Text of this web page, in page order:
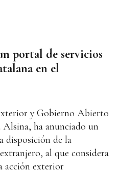
portal de servicios
en el
y Gobierno Abierto
ha anunciado un
disposición de la
al que considera
acción exterior